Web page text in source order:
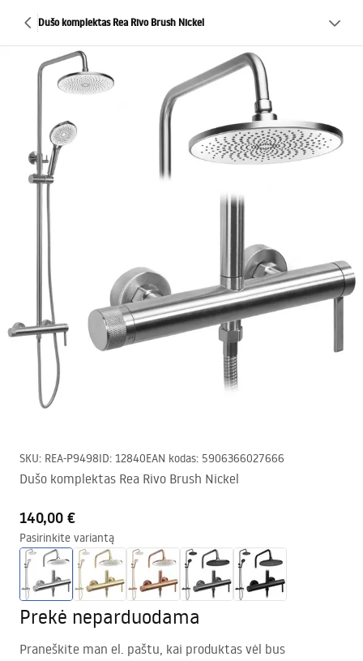
Dušo komplektas Rea Rivo Brush Nickel
SKU: REA-P9498ID: 12840EAN kodas: 5906366027666
Dušo komplektas Rea Rivo Brush Nickel
140,00 €
Pasirinkite variantą
Prekė neparduodama
Praneškite man el. paštu, kai produktas vėl bus